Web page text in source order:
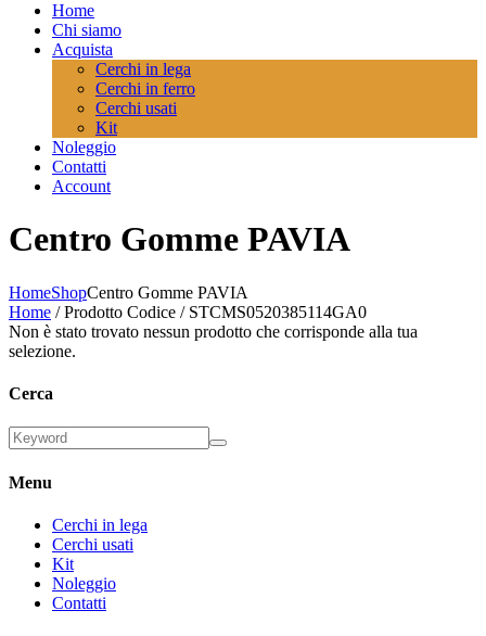
Home
Chi siamo
Acquista
Cerchi in lega
Cerchi in ferro
Cerchi usati
Kit
Noleggio
Contatti
Account
Centro Gomme PAVIA
HomeShopCentro Gomme PAVIA
Home / Prodotto Codice / STCMS0520385114GA0
Non è stato trovato nessun prodotto che corrisponde alla tua
selezione.
Cerca
Menu
Cerchi in lega
Cerchi usati
Kit
Noleggio
Contatti